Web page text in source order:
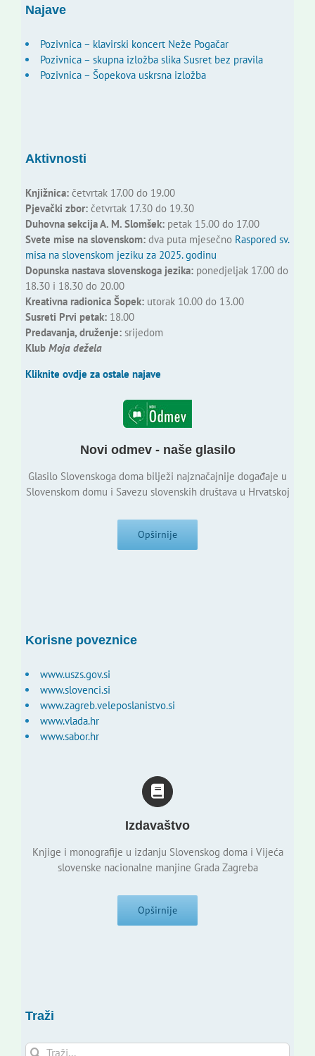
Najave
Pozivnica – klavirski koncert Neže Pogačar
Pozivnica – skupna izložba slika Susret bez pravila
Pozivnica – Šopekova uskrsna izložba
Aktivnosti
Knjižnica:četvrtak 17.00 do 19.00
Pjevački zbor:četvrtak 17.30 do 19.30
Duhovna sekcija A. M. Slomšek:petak 15.00 do 17.00
Svete mise na slovenskom:dva puta mjesečno Raspored sv.
misa na slovenskom jeziku za 2025. godinu
Dopunska nastava slovenskoga jezika:ponedjeljak 17.00 do
18.30 i 18.30 do 20.00
Kreativna radionica Šopek:utorak 10.00 do 13.00
Susreti Prvi petak:18.00
Predavanja, druženje:srijedom
Klub Moja dežela
Kliknite ovdje za ostale najave
Novi odmev - naše glasilo
Glasilo Slovenskoga doma bilježi najznačajnije događaje u
Slovenskom domu i Savezu slovenskih društava u Hrvatskoj
Opširnije
Korisne poveznice
www.uszs.gov.si
www.slovenci.si
www.zagreb.veleposlanistvo.si
www.vlada.hr
www.sabor.hr
Izdavaštvo
Knjige i monografije u izdanju Slovenskog doma i Vijeća
slovenske nacionalne manjine Grada Zagreba
Opširnije
Traži
Traži...